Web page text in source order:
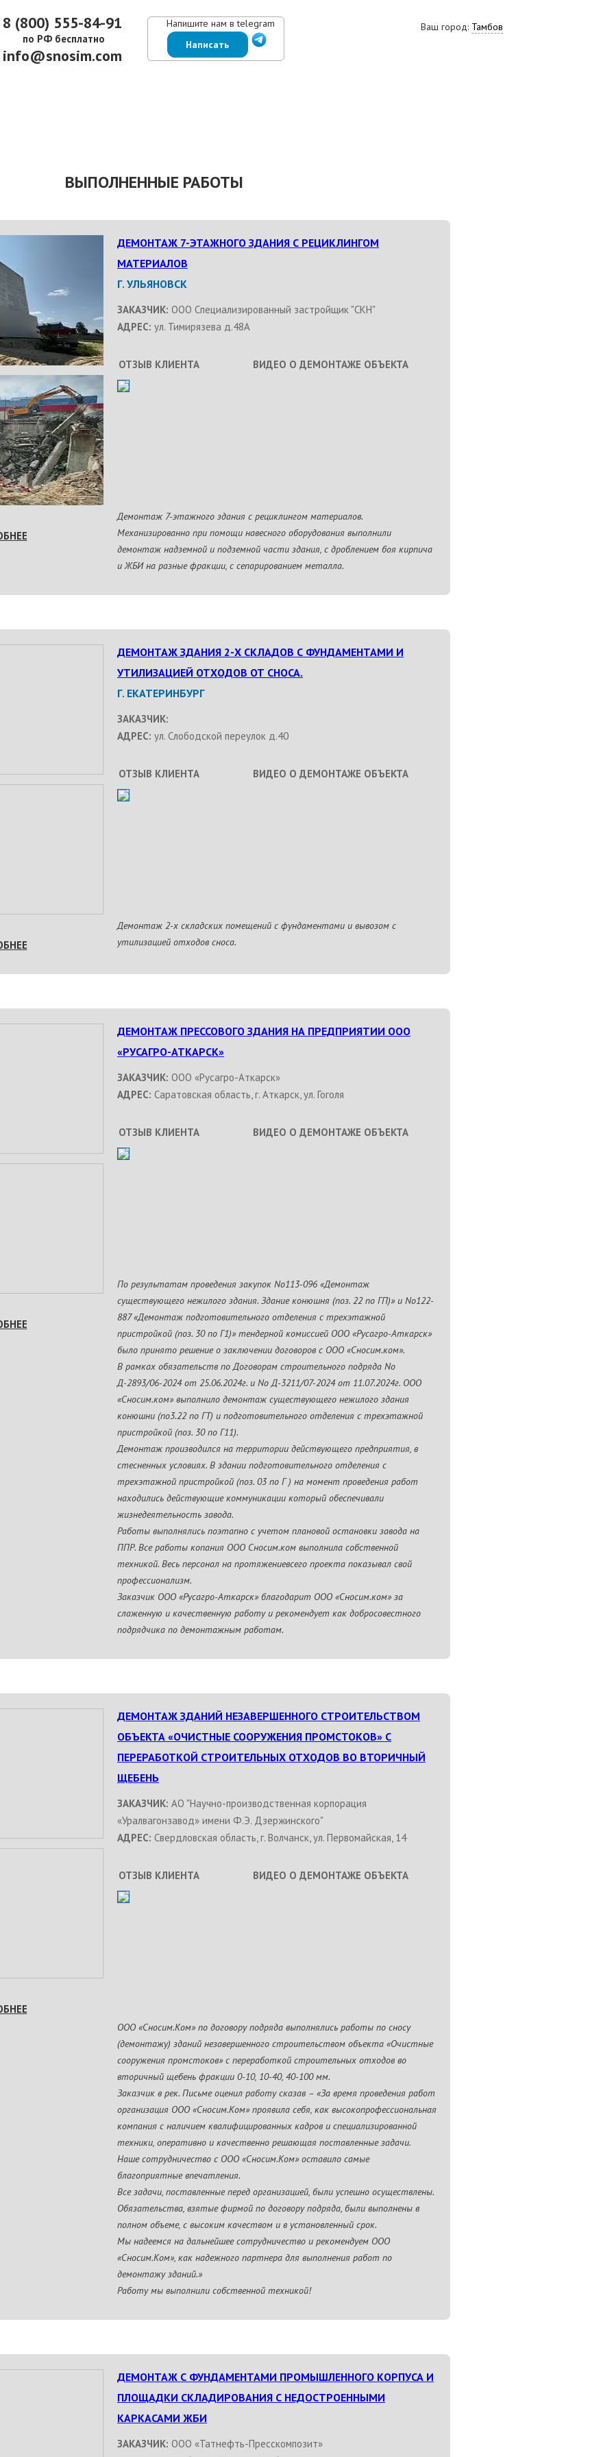
8 (800) 555-84-91
по РФ бесплатно
info@snosim.com
Напишите нам в telegram
Написать
Ваш город: Тамбов
ВЫПОЛНЕННЫЕ РАБОТЫ
ДЕМОНТАЖ 7-ЭТАЖНОГО ЗДАНИЯ С РЕЦИКЛИНГОМ
МАТЕРИАЛОВ
Г. УЛЬЯНОВСК
ЗАКАЗЧИК: ООО Специализированный застройщик "СКН"
АДРЕС: ул. Тимирязева д.48А
ОТЗЫВ КЛИЕНТА ВИДЕО О ДЕМОНТАЖЕ ОБЪЕКТА
Демонтаж 7-этажного здания с рециклингом материалов.
Механизированно при помощи навесного оборудования выполнили
демонтаж надземной и подземной части здания, с дроблением боя кирпича
и ЖБИ на разные фракции, с сепарированием металла.
ДЕМОНТАЖ ЗДАНИЯ 2-Х СКЛАДОВ С ФУНДАМЕНТАМИ И
УТИЛИЗАЦИЕЙ ОТХОДОВ ОТ СНОСА.
Г. ЕКАТЕРИНБУРГ
ЗАКАЗЧИК:
АДРЕС: ул. Слободской переулок д.40
ОТЗЫВ КЛИЕНТА ВИДЕО О ДЕМОНТАЖЕ ОБЪЕКТА
Демонтаж 2-х складских помещений с фундаментами и вывозом с
утилизацией отходов сноса.
ДЕМОНТАЖ ПРЕССОВОГО ЗДАНИЯ НА ПРЕДПРИЯТИИ ООО
«РУСАГРО-АТКАРСК»
ЗАКАЗЧИК: ООО «Русагро-Аткарск»
АДРЕС: Саратовская область, г. Аткарск, ул. Гоголя
ОТЗЫВ КЛИЕНТА ВИДЕО О ДЕМОНТАЖЕ ОБЪЕКТА
По результатам проведения закупок No113-096 «Демонтаж
существующего нежилого здания. Здание конюшня (поз. 22 по ГП)» и No122-
887 «Демонтаж подготовительного отделения с трехэтажной
пристройкой (поз. 30 по Г1)» тендерной комиссией ООО «Русагро-Аткарск»
было принято решение о заключении договоров с ООО «Сносим.ком».
В рамках обязательств по Договорам строительного подряда No
Д-2893/06-2024 от 25.06.2024г. и No Д-3211/07-2024 от 11.07.2024г. ООО
«Сносим.ком» выполнило демонтаж существующего нежилого здания
конюшни (по3.22 по ГТ) и подготовительного отделения с трехэтажной
пристройкой (поз. 30 по Г11).
Демонтаж производился на территории действующего предприятия, в
стесненных условиях. В здании подготовительного отделения с
трехэтажной пристройкой (поз. 03 по Г ) на момент проведения работ
находились действующие коммуникации который обеспечивали
жизнедеятельность завода.
Работы выполнялись поэтапно с учетом плановой остановки завода на
ППР. Все работы копания ООО Сносим.ком выполнила собственной
техникой. Весь персонал на протяжениевсего проекта показывал свой
профессионализм.
Заказчик ООО «Русагро-Аткарск» благодарит ООО «Сносим.ком» за
слаженную и качественную работу и рекомендует как добросовестного
подрядчика по демонтажным работам.
ДЕМОНТАЖ ЗДАНИЙ НЕЗАВЕРШЕННОГО СТРОИТЕЛЬСТВОМ
ОБЪЕКТА «ОЧИСТНЫЕ СООРУЖЕНИЯ ПРОМСТОКОВ» С
ПЕРЕРАБОТКОЙ СТРОИТЕЛЬНЫХ ОТХОДОВ ВО ВТОРИЧНЫЙ
ЩЕБЕНЬ
ЗАКАЗЧИК: АО "Научно-производственная корпорация
«Уралвагонзавод» имени Ф.Э. Дзержинского"
АДРЕС: Свердловская область, г. Волчанск, ул. Первомайская, 14
ОТЗЫВ КЛИЕНТА ВИДЕО О ДЕМОНТАЖЕ ОБЪЕКТА
ООО «Сносим.Ком» по договору подряда выполнялись работы по сносу
(демонтажу) зданий незавершенного строительством объекта «Очистные
сооружения промстоков» с переработкой строительных отходов во
вторичный щебень фракции 0-10, 10-40, 40-100 мм.
Заказчик в рек. Письме оценил работу сказав – «За время проведения работ
организация ООО «Сносим.Ком» проявила себя, как высокопрофессиональная
компания с наличием квалифицированных кадров и специализированной
техники, оперативно и качественно решающая поставленные задачи.
Наше сотрудничество с ООО «Сносим.Ком» оставило самые
благоприятные впечатления.
Все задачи, поставленные перед организацией, были успешно осуществлены.
Обязательства, взятые фирмой по договору подряда, были выполнены в
полном объеме, с высоким качеством и в установленный срок.
Мы надеемся на дальнейшее сотрудничество и рекомендуем ООО
«Сносим.Ком», как надежного партнера для выполнения работ по
демонтажу зданий.»
Работу мы выполнили собственной техникой!
ДЕМОНТАЖ С ФУНДАМЕНТАМИ ПРОМЫШЛЕННОГО КОРПУСА И
ПЛОЩАДКИ СКЛАДИРОВАНИЯ С НЕДОСТРОЕННЫМИ
КАРКАСАМИ ЖБИ
ЗАКАЗЧИК: ООО «Татнефть-Пресскомпозит»